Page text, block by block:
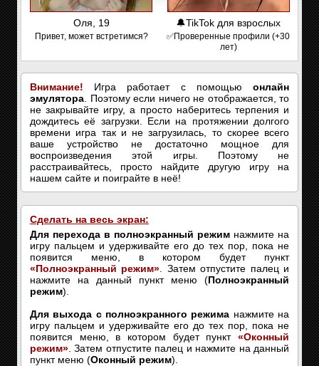
Оля, 19
Привет, может встретимся?
🔔TikTok для взрослых
✅Проверенные профили (+30
лет)
Внимание! Игра работает с помощью онлайн
эмулятора . Поэтому если ничего не отображается, то
не закрывайте игру, а просто наберитесь терпения и
дождитесь её загрузки. Если на протяжении долгого
времени игра так и не загрузилась, то скорее всего
ваше устройство не достаточно мощное для
воспроизведения этой игры. Поэтому не
расстраивайтесь, просто найдите другую игру на
нашем сайте и поиграйте в неё!
Сделать на весь экран:
Для перехода в полноэкранный режим нажмите на
игру пальцем и удерживайте его до тех пор, пока не
появится меню, в котором будет пункт
«Полноэкранный режим» . Затем отпустите палец и
нажмите на данный пункт меню (Полноэкранный
режим).
Для выхода с полноэкранного режима нажмите на
игру пальцем и удерживайте его до тех пор, пока не
появится меню, в котором будет пункт «Оконный
режим» . Затем отпустите палец и нажмите на данный
пункт меню (Оконный режим).